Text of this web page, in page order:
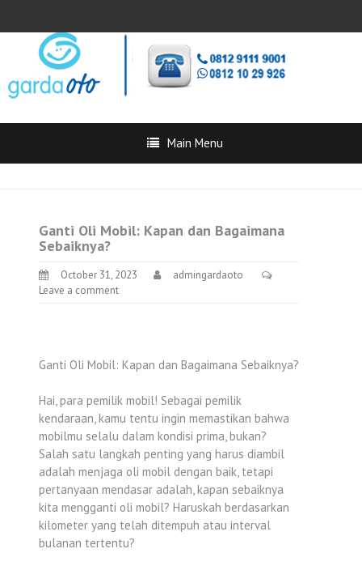
Main Menu
Ganti Oli Mobil: Kapan dan Bagaimana
Sebaiknya?
October 31, 2023
admingardaoto
Leave a comment
Ganti Oli Mobil: Kapan dan Bagaimana Sebaiknya?
Hai, para pemilik mobil! Sebagai pemilik
kendaraan, kamu tentu ingin memastikan bahwa
mobilmu selalu dalam kondisi prima, bukan?
Salah satu langkah penting yang harus diambil
adalah menjaga oli mobil dengan baik, tetapi
pertanyaan mendasar adalah, kapan sebaiknya
kita mengganti oli mobil? Haruskah berdasarkan
kilometer yang telah ditempuh atau interval
bulanan tertentu?